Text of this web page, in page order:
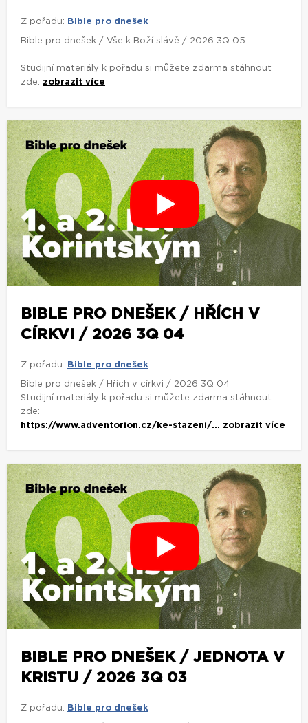
Z pořadu: Bible pro dnešek
Bible pro dnešek / Vše k Boží slávě / 2026 3Q 05
Studijní materiály k pořadu si můžete zdarma stáhnout
zde: zobrazit více
BIBLE PRO DNEŠEK / HŘÍCH V
CÍRKVI / 2026 3Q 04
Z pořadu: Bible pro dnešek
Bible pro dnešek / Hřích v církvi / 2026 3Q 04
Studijní materiály k pořadu si můžete zdarma stáhnout
zde:
https://www.adventorion.cz/ke-stazeni/... zobrazit více
BIBLE PRO DNEŠEK / JEDNOTA V
KRISTU / 2026 3Q 03
Z pořadu: Bible pro dnešek